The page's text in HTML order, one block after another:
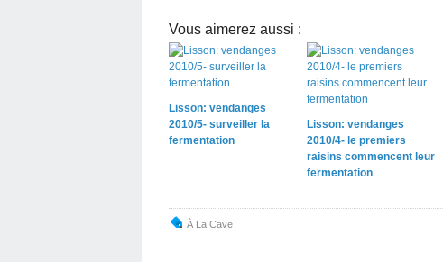
Vous aimerez aussi :
Lisson: vendanges
2010/5- surveiller la
fermentation
Lisson: vendanges
2010/4- le premiers
raisins commencent leur
fermentation
À La Cave